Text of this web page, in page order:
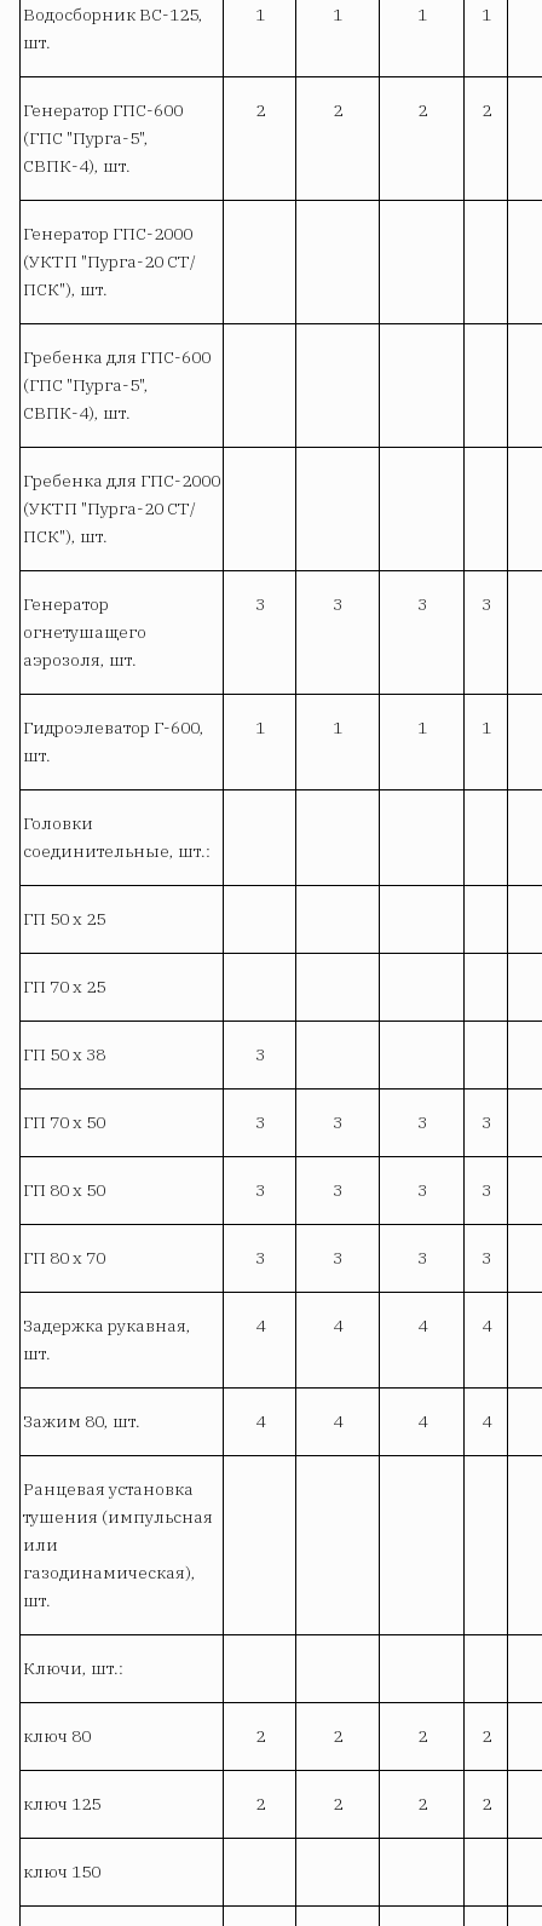
Водосборник ВС-125,
шт.
1 1 1 1
Генератор ГПС-600
(ГПС "Пурга-5",
СВПК-4), шт.
2 2 2 2
Генератор ГПС-2000
(УКТП "Пурга-20 СТ/
ПСК"), шт.
Гребенка для ГПС-600
(ГПС "Пурга-5",
СВПК-4), шт.
Гребенка для ГПС-2000
(УКТП "Пурга-20 СТ/
ПСК"), шт.
Генератор
огнетушащего
аэрозоля, шт.
3 3 3 3
Гидроэлеватор Г-600,
шт.
1 1 1 1
Головки
соединительные, шт.:
ГП 50 х 25
ГП 70 х 25
ГП 50 х 38 3
ГП 70 х 50 3 3 3 3
ГП 80 х 50 3 3 3 3
ГП 80 х 70 3 3 3 3
Задержка рукавная,
шт.
4 4 4 4
Зажим 80, шт. 4 4 4 4
Ранцевая установка
тушения (импульсная
или
газодинамическая),
шт.
Ключи, шт.:
ключ 80 2 2 2 2
ключ 125 2 2 2 2
ключ 150